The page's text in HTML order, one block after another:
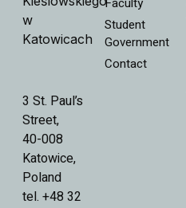
w
Katowicach
3 St. Paul’s
Street,
40-008
Katowice,
Poland
tel. +48 32
Student
Government
Contact